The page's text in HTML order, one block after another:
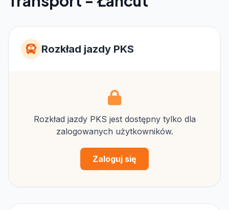
Rozkład jazdy PKS
Rozkład jazdy PKS jest dostępny tylko dla
zalogowanych użytkowników.
Zaloguj się